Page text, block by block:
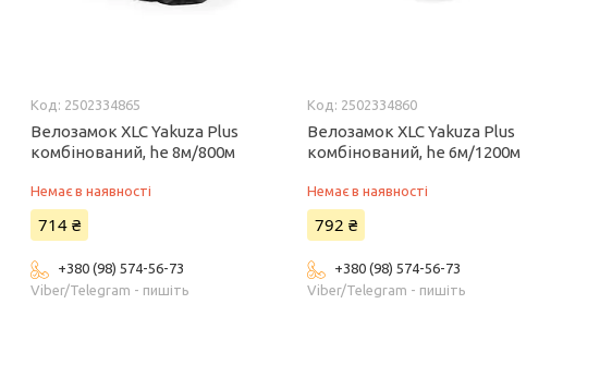
2502334865
Велозамок XLC Yakuza Plus
комбінований, he 8м/800м
Немає в наявності
714 ₴
+380 (98) 574-56-73
Viber/Telegram - пишіть
2502334860
Велозамок XLC Yakuza Plus
комбінований, he 6м/1200м
Немає в наявності
792 ₴
+380 (98) 574-56-73
Viber/Telegram - пишіть